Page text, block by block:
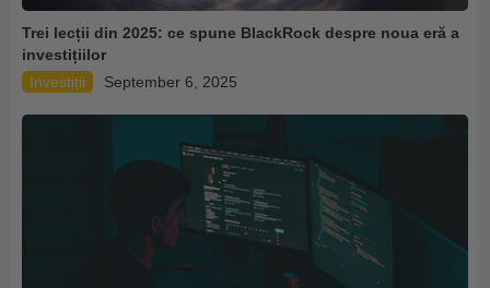
Trei lecții din 2025: ce spune BlackRock despre noua eră a
investițiilor
Investiții
September 6, 2025